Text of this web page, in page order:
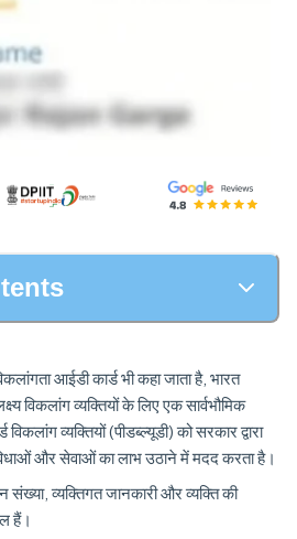
आईडी कार्ड भी कहा जाता है, भारत
विकलांग व्यक्तियों के लिए एक सार्वभौमिक
व्यक्तियों (पीडब्ल्यूडी) को सरकार द्वारा
और सेवाओं का लाभ उठाने में मदद करता है।
संख्या, व्यक्तिगत जानकारी और व्यक्ति की
हैं।